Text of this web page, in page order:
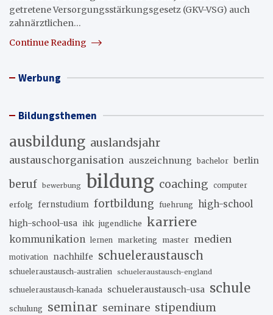
getretene Versorgungsstärkungsgesetz (GKV-VSG) auch
zahnärztlichen…
Continue Reading
Werbung
Bildungsthemen
ausbildung auslandsjahr
austauschorganisation auszeichnung bachelor berlin
beruf bewerbung bildung coaching computer
erfolg fernstudium fortbildung fuehrung high-school
high-school-usa ihk jugendliche karriere
kommunikation lernen marketing master medien
motivation nachhilfe schueleraustausch
schueleraustausch-australien schueleraustausch-england
schueleraustausch-kanada schueleraustausch-usa schule
schulung seminar seminare stipendium